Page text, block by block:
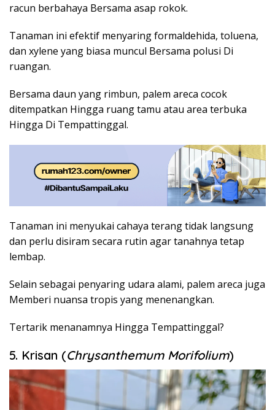
racun berbahaya Bersama asap rokok.
Tanaman ini efektif menyaring formaldehida, toluena,
dan xylene yang biasa muncul Bersama polusi Di
ruangan.
Bersama daun yang rimbun, palem areca cocok
ditempatkan Hingga ruang tamu atau area terbuka
Hingga Di Tempattinggal.
Tanaman ini menyukai cahaya terang tidak langsung
dan perlu disiram secara rutin agar tanahnya tetap
lembap.
Selain sebagai penyaring udara alami, palem areca juga
Memberi nuansa tropis yang menenangkan.
Tertarik menanamnya Hingga Tempattinggal?
5. Krisan (Chrysanthemum Morifolium)